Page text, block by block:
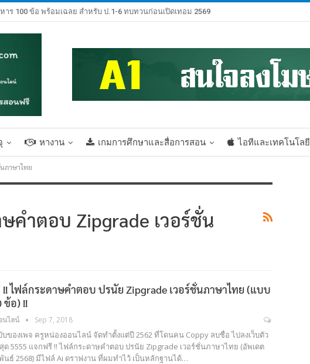
ร 100 ข้อ พร้อมเฉลย สำหรับ ป.1-6 ทบทวนก่อนเปิดเทอม 2569
หางาน เกมการศึกษาและสื่อการสอน ไอทีและเทคโนโลยี
ภาษาไทย
คำตอบ Zipgrade เวอร์ชั่น
ไฟล์กระดาษคำตอบ ปรนัย Zipgrade เวอร์ชั่นภาษาไทย (แบบ
ข้อ) !!
นไลน์ Sep 7, 2018
ของเพจ ครูหน่องออนไลน์ จัดทำตั้งแต่ปี 2562 ที่โดนคน Coppy ลบชื่อ ไปลงเว็บตัว
ด 5555 แจกฟรี !! ไฟล์กระดาษคำตอบ ปรนัย Zipgrade เวอร์ชั่นภาษาไทย (อัพเดต
นธ์ 2568) มีไฟล์ Ai ดราฟงาน ที่ผมทำไว้ เป็นหลักฐานได้…